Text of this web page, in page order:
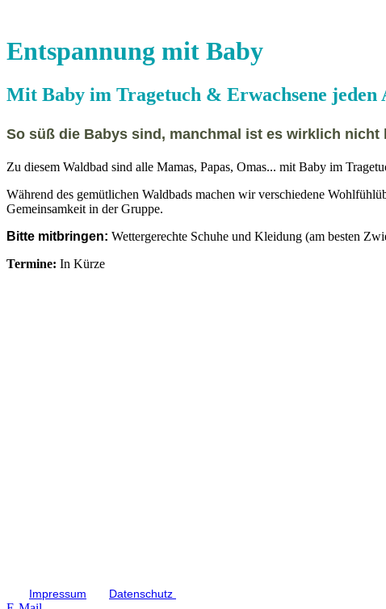
Entspannung mit Baby
Mit Baby im Tragetuch & Erwachsene jeden
So süß die Babys sind, manchmal ist es wirklich
Zu diesem Waldbad sind alle Mamas, Papas, Omas... mit Baby im
Während des gemütlichen Waldbads machen wir verschiedene
Gemeinsamkeit in der Gruppe.
Bitte mitbringen: Wettergerechte Schuhe und Kleidung (am besten
Termine: In Kürze
Impressum Datenschutz